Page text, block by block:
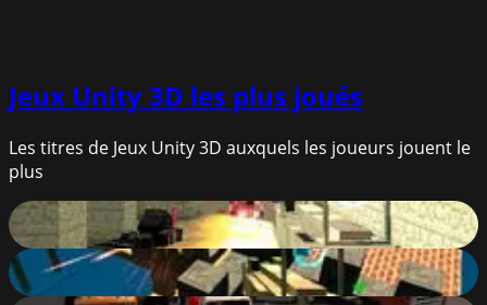
Jeux Unity 3D les plus joués
Les titres de Jeux Unity 3D auxquels les joueurs jouent le
plus
Pixel Warfare
38%
Pixel Warfare 5
86%